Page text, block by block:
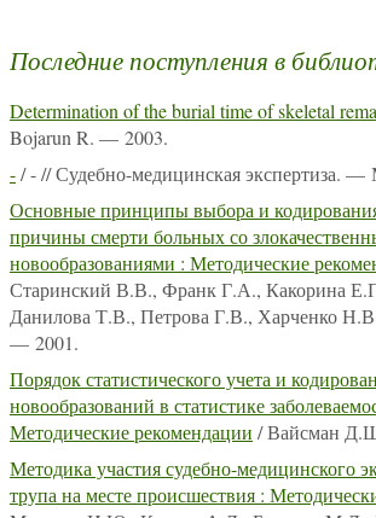
Последние поступления в
Determination of the burial time of skeletal
Bojarun R. — 2003.
-/ - // Судебно-медицинская экспертиза.
Основные принципы выбора и
причины смерти больных со
новообразованиями : Методические
Старинский В.В., Франк Г.А., Какорина
Данилова Т.В., Петрова Г.В., Харченко
— 2001.
Порядок статистического учета и
новообразований в статистике
Методические рекомендации / Вайсман
Методика участия судебно-медицинского
трупа на месте происшествия :